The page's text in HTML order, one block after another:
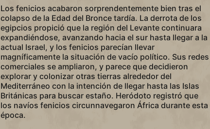
Los fenicios acabaron sorprendentemente bien tras el
colapso de la Edad del Bronce tardía. La derrota de los
egipcios propició que la región del Levante continuara
expandiéndose, avanzando hacia el sur hasta llegar a la
actual Israel, y los fenicios parecían llevar
magníficamente la situación de vacío político. Sus redes
comerciales se ampliaron, y parece que decidieron
explorar y colonizar otras tierras alrededor del
Mediterráneo con la intención de llegar hasta las Islas
Británicas para buscar estaño. Heródoto registró que
los navíos fenicios circunnavegaron África durante esta
época.